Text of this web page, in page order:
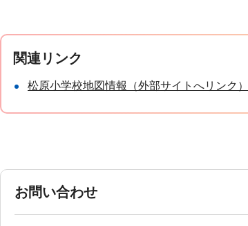
関連リンク
松原小学校地図情報（外部サイトへリンク）
お問い合わせ